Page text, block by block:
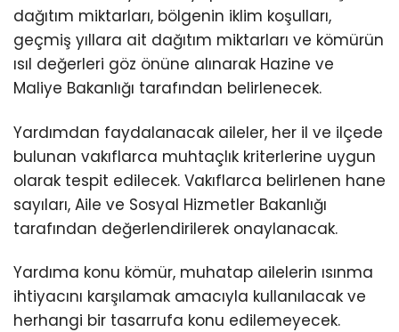
dağıtım miktarları, bölgenin iklim koşulları,
geçmiş yıllara ait dağıtım miktarları ve kömürün
ısıl değerleri göz önüne alınarak Hazine ve
Maliye Bakanlığı tarafından belirlenecek.
Yardımdan faydalanacak aileler, her il ve ilçede
bulunan vakıflarca muhtaçlık kriterlerine uygun
olarak tespit edilecek. Vakıflarca belirlenen hane
sayıları, Aile ve Sosyal Hizmetler Bakanlığı
tarafından değerlendirilerek onaylanacak.
Yardıma konu kömür, muhatap ailelerin ısınma
ihtiyacını karşılamak amacıyla kullanılacak ve
herhangi bir tasarrufa konu edilemeyecek.